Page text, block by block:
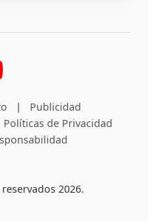
|
Publicidad
Políticas de Privacidad
2026.